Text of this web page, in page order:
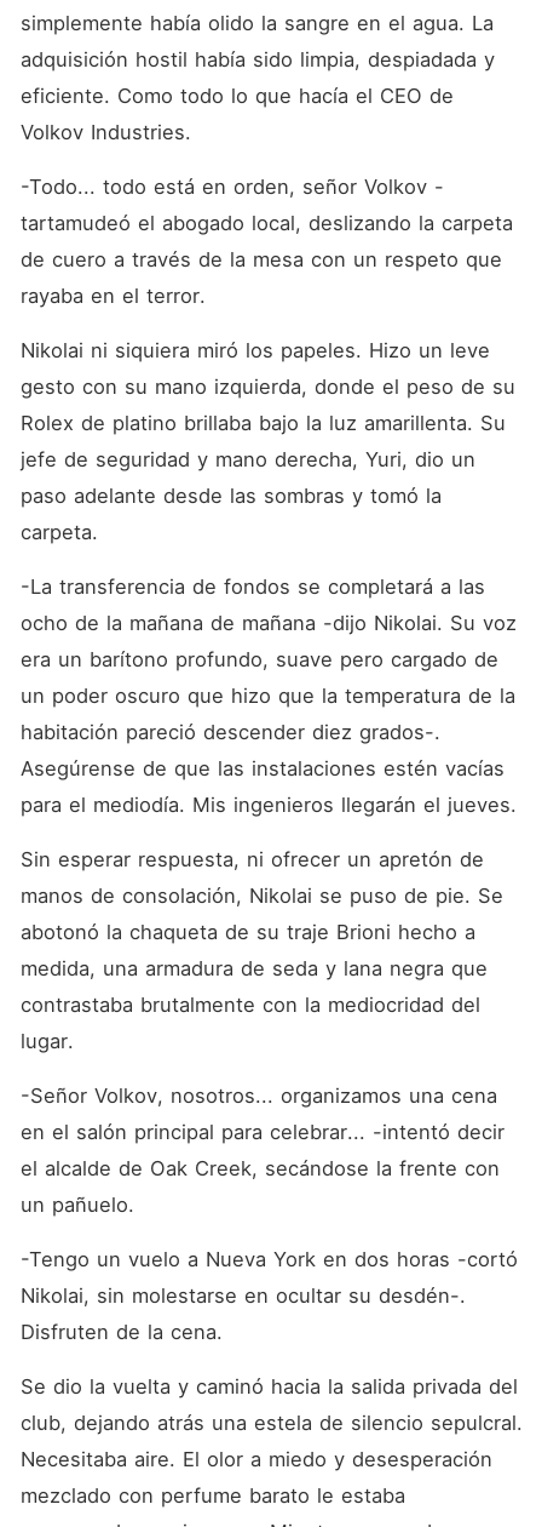
simplemente había olido la sangre en el agua. La
adquisición hostil había sido limpia, despiadada y
eficiente. Como todo lo que hacía el CEO de
Volkov Industries.
-Todo... todo está en orden, señor Volkov -
tartamudeó el abogado local, deslizando la carpeta
de cuero a través de la mesa con un respeto que
rayaba en el terror.
Nikolai ni siquiera miró los papeles. Hizo un leve
gesto con su mano izquierda, donde el peso de su
Rolex de platino brillaba bajo la luz amarillenta. Su
jefe de seguridad y mano derecha, Yuri, dio un
paso adelante desde las sombras y tomó la
carpeta.
-La transferencia de fondos se completará a las
ocho de la mañana de mañana -dijo Nikolai. Su voz
era un barítono profundo, suave pero cargado de
un poder oscuro que hizo que la temperatura de la
habitación pareció descender diez grados-.
Asegúrense de que las instalaciones estén vacías
para el mediodía. Mis ingenieros llegarán el jueves.
Sin esperar respuesta, ni ofrecer un apretón de
manos de consolación, Nikolai se puso de pie. Se
abotonó la chaqueta de su traje Brioni hecho a
medida, una armadura de seda y lana negra que
contrastaba brutalmente con la mediocridad del
lugar.
-Señor Volkov, nosotros... organizamos una cena
en el salón principal para celebrar... -intentó decir
el alcalde de Oak Creek, secándose la frente con
un pañuelo.
-Tengo un vuelo a Nueva York en dos horas -cortó
Nikolai, sin molestarse en ocultar su desdén-.
Disfruten de la cena.
Se dio la vuelta y caminó hacia la salida privada del
club, dejando atrás una estela de silencio sepulcral.
Necesitaba aire. El olor a miedo y desesperación
mezclado con perfume barato le estaba